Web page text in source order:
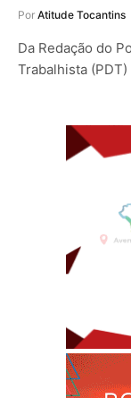
Por Atitude Tocantins
Da Redação do
Trabalhista